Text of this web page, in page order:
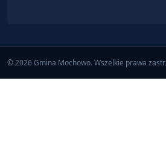
© 2026 Gmina Mochowo. Wszelkie prawa